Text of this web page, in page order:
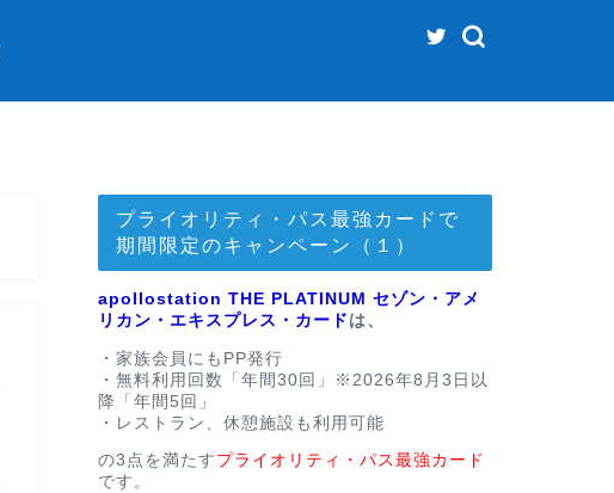
プライオリティ・パス最強カードで
期間限定のキャンペーン（１）
apollostation THE PLATINUM セゾン・アメ
リカン・エキスプレス・カード は、
・家族会員にもPP発行
・無料利用回数「年間30回」※2026年8月3日以
降「年間5回」
・レストラン、休憩施設も利用可能
の3点を満たす プライオリティ・パス最強カード
です。